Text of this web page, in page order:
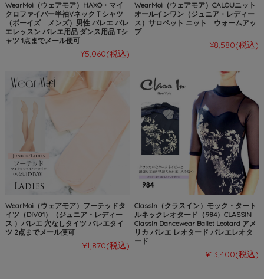
WearMoi（ウェアモア）HAXO・マイ
クロファイバー半袖VネックＴシャツ
（ボーイズ メンズ）男性 バレエ バレ
エレッスン バレエ用品 ダンス用品 Tシ
ャツ 1点までメール便可
¥5,060(税込)
WearMoi（ウェアモア）CALOUニット
オールインワン（ジュニア・レディー
ス）サロペット ニット ウォームアッ
プ
¥8,580(税込)
WearMoi（ウェアモア）フーテッドタ
イツ（DIV01）（ジュニア・レディー
ス ）バレエ 穴なしタイツ バレエタイ
ツ 2点までメール便可
¥1,870(税込)
ClassIn（クラスイン）モック・タート
ルネックレオタード（984）CLASSIN
ClassIn Dancewear Ballet Leotard アメ
リカ バレエ レオタード バレエレオタ
ード
¥13,400(税込)